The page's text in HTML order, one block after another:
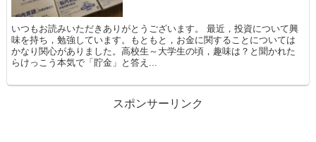
いつもお読みいただきありがとうございます。 最近，投資について興
味を持ち，勉強しています。もともと，お金に関することについては
かなり関心がありました。高校生～大学生の頃，趣味は？と聞かれた
らけっこう本気で「貯金」と答え...
スポンサーリンク